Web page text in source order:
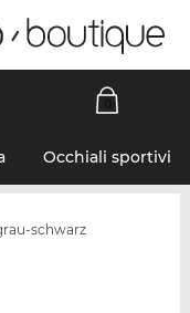
Occhiali sportivi
schwarz